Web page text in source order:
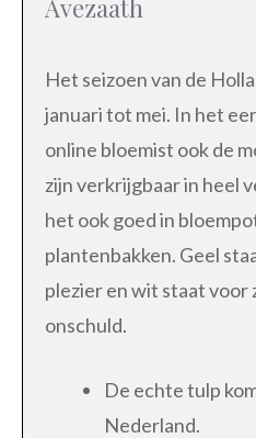
Avezaath
Het seizoen van de
januari tot mei. In het
online bloemist ook de
zijn verkrijgbaar in heel
het ook goed in
plantenbakken. Geel
plezier en wit staat voor
onschuld.
De echte tulp
Nederland.